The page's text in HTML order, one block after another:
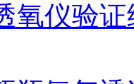
氧仪验